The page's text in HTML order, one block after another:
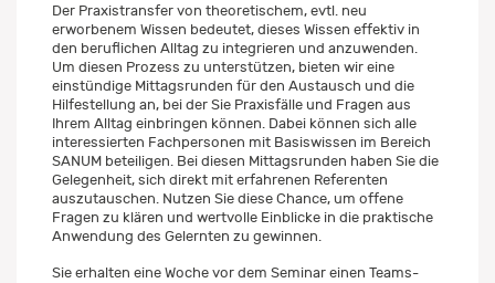
Der Praxistransfer von theoretischem, evtl. neu
erworbenem Wissen bedeutet, dieses Wissen effektiv in
den beruflichen Alltag zu integrieren und anzuwenden.
Um diesen Prozess zu unterstützen, bieten wir eine
einstündige Mittagsrunden für den Austausch und die
Hilfestellung an, bei der Sie Praxisfälle und Fragen aus
Ihrem Alltag einbringen können. Dabei können sich alle
interessierten Fachpersonen mit Basiswissen im Bereich
SANUM beteiligen. Bei diesen Mittagsrunden haben Sie die
Gelegenheit, sich direkt mit erfahrenen Referenten
auszutauschen. Nutzen Sie diese Chance, um offene
Fragen zu klären und wertvolle Einblicke in die praktische
Anwendung des Gelernten zu gewinnen.
Sie erhalten eine Woche vor dem Seminar einen Teams-